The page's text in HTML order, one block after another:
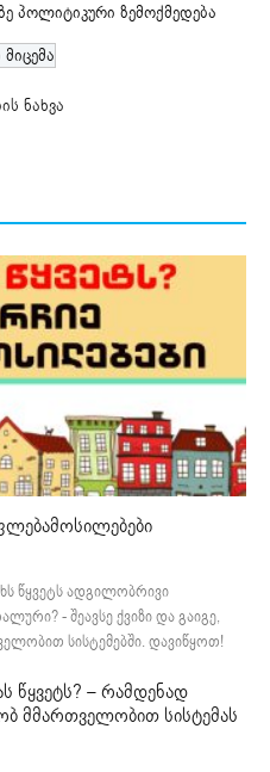
პოლიტიკური ზემოქმედება
ნახვა
წყვეტს ადგილობრივი
- შეავსე ქვიზი და გაიგე,
სისტემებში. დავიწყოთ!
წყვეტს? – რამდენად
მმართველობით სისტემას